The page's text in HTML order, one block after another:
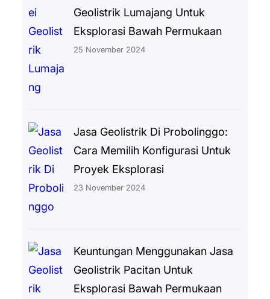
Geolistrik Lumajang Untuk
Eksplorasi Bawah Permukaan
25 November 2024
Jasa Geolistrik Di Probolinggo:
Cara Memilih Konfigurasi Untuk
Proyek Eksplorasi
23 November 2024
Keuntungan Menggunakan Jasa
Geolistrik Pacitan Untuk
Eksplorasi Bawah Permukaan